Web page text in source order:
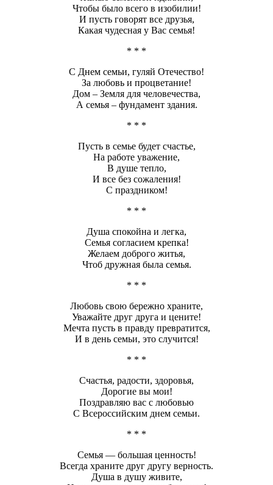
Чтобы было всего в изобилии!
И пусть говорят все друзья,
Какая чудесная у Вас семья!
* * *
С Днем семьи, гуляй Отечество!
За любовь и процветание!
Дом – Земля для человечества,
А семья – фундамент здания.
* * *
Пусть в семье будет счастье,
На работе уважение,
В душе тепло,
И все без сожаления!
С праздником!
* * *
Душа спокойна и легка,
Семья согласием крепка!
Желаем доброго житья,
Чтоб дружная была семья.
* * *
Любовь свою бережно храните,
Уважайте друг друга и цените!
Мечта пусть в правду превратится,
И в день семьи, это случится!
* * *
Счастья, радости, здоровья,
Дорогие вы мои!
Поздравляю вас с любовью
С Всероссийским днем семьи.
* * *
Семья — большая ценность!
Всегда храните друг другу верность.
Душа в душу живите,